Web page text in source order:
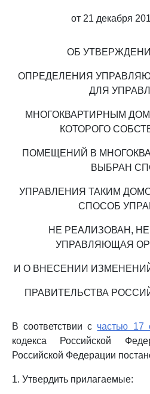
от 21 декабря
ОБ
ОПРЕДЕЛЕНИЯ
ДЛЯ
МНОГОКВАРТИРНЫМ
КОТОРОГО
ПОМЕЩЕНИЙ В
ВЫБРАН
УПРАВЛЕНИЯ ТАКИМ
СПОСОБ
НЕ РЕАЛИЗОВАН,
УПРАВЛЯЮЩАЯ
И О ВНЕСЕНИИ
ПРАВИТЕЛЬСТВА
В соответствии с частью 17
кодекса Российской
Российской Федерации
1. Утвердить прилагаемые: